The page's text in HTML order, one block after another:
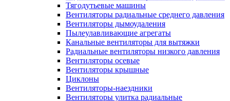
Тягодутьевые машины
Вентиляторы радиальные среднего давления
Вентиляторы дымоудаления
Пылеулавливающие агрегаты
Канальные вентиляторы для вытяжки
Радиальные вентиляторы низкого давления
Вентиляторы осевые
Вентиляторы крышные
Циклоны
Вентиляторы-наездники
Вентиляторы улитка радиальные